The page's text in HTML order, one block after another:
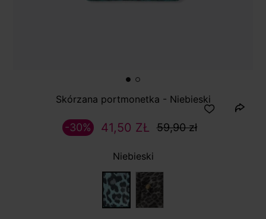
Skórzana portmonetka - Niebieski
41,50 ZŁ 59,90 zł
-30%
Niebieski